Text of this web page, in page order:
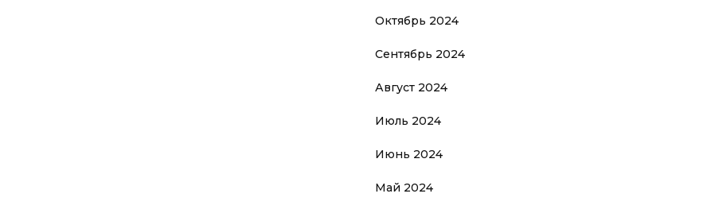
Октябрь 2024
Сентябрь 2024
Август 2024
Июль 2024
Июнь 2024
Май 2024